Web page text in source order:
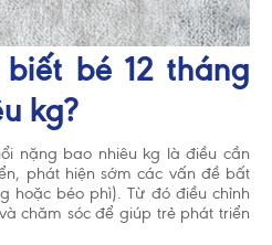
bé 12 tháng
kg?
nặng bao nhiêu kg là điều cần
phát hiện sớm các vấn đề bất
hoặc béo phì). Từ đó điều chỉnh
chăm sóc để giúp trẻ phát triển
ăn, thức uống khác
cần thiết và sẽ có ảnh
nuôi con bằng sữa mẹ.
cần được cho ăn thức ăn bổ
kết hợp với bú sữa mẹ
bác sĩ để được tư vấn
sản phẩm dinh dưỡng
gặp vấn đề khi cho con